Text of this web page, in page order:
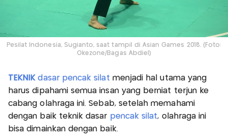
Pesilat Indonesia, Sugianto, saat tampil di Asian Games 2018. (Foto:
Okezone/Bagas Abdiel)
TEKNIKdasar pencak silat menjadi hal utama yang
harus dipahami semua insan yang berniat terjun ke
cabang olahraga ini. Sebab, setelah memahami
dengan baik teknik dasar pencak silat, olahraga ini
bisa dimainkan dengan baik.